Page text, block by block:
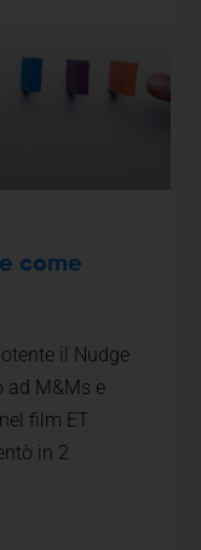
come
il Nudge
ad M&Ms e
film ET
in 2